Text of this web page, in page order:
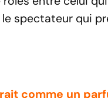
spectateur qui
comme un